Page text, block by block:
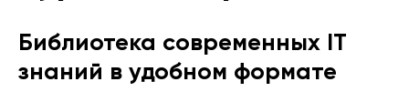
Библиотека современных IT
знаний в удобном формате